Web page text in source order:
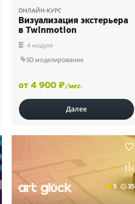
ОНЛАЙН-КУРС
Визуализация экстерьера
в Twinmotion
4 модуля
3D моделирование
от 4 900 ₽/мес.
Далее
5 35